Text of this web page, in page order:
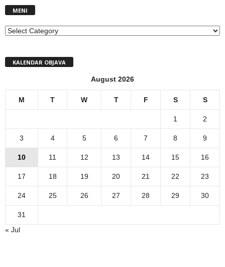
MENI
MENI
KALENDAR OBJAVA
August 2026
M T W T F S S
1 2
3 4 5 6 7 8 9
10 11 12 13 14 15 16
17 18 19 20 21 22 23
24 25 26 27 28 29 30
31
« Jul